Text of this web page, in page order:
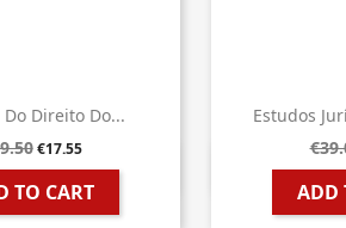
Direito Do...
€17.55
TO CART
view
Estudos
ADD
